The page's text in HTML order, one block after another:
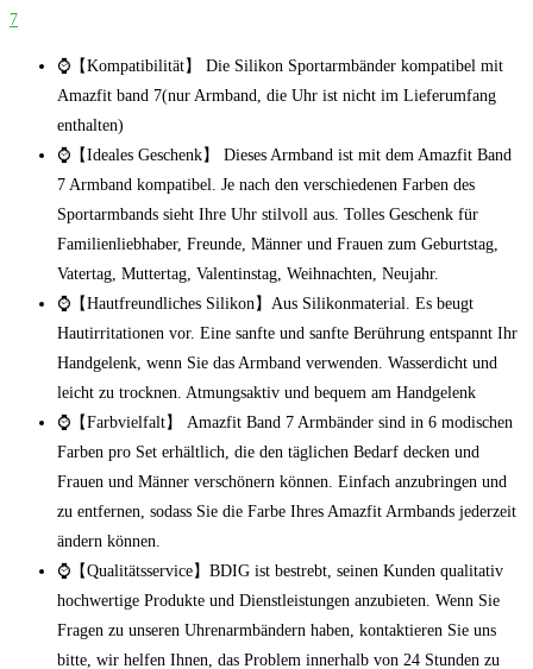
7
⌚【Kompatibilität】 Die Silikon Sportarmbänder kompatibel mit
Amazfit band 7(nur Armband, die Uhr ist nicht im Lieferumfang
enthalten)
⌚【Ideales Geschenk】 Dieses Armband ist mit dem Amazfit Band
7 Armband kompatibel. Je nach den verschiedenen Farben des
Sportarmbands sieht Ihre Uhr stilvoll aus. Tolles Geschenk für
Familienliebhaber, Freunde, Männer und Frauen zum Geburtstag,
Vatertag, Muttertag, Valentinstag, Weihnachten, Neujahr.
⌚【Hautfreundliches Silikon】Aus Silikonmaterial. Es beugt
Hautirritationen vor. Eine sanfte und sanfte Berührung entspannt Ihr
Handgelenk, wenn Sie das Armband verwenden. Wasserdicht und
leicht zu trocknen. Atmungsaktiv und bequem am Handgelenk
⌚【Farbvielfalt】 Amazfit Band 7 Armbänder sind in 6 modischen
Farben pro Set erhältlich, die den täglichen Bedarf decken und
Frauen und Männer verschönern können. Einfach anzubringen und
zu entfernen, sodass Sie die Farbe Ihres Amazfit Armbands jederzeit
ändern können.
⌚【Qualitätsservice】BDIG ist bestrebt, seinen Kunden qualitativ
hochwertige Produkte und Dienstleistungen anzubieten. Wenn Sie
Fragen zu unseren Uhrenarmbändern haben, kontaktieren Sie uns
bitte, wir helfen Ihnen, das Problem innerhalb von 24 Stunden zu